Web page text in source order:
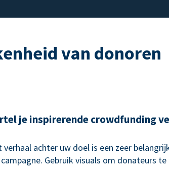
van donoren
je inspirerende crowdfunding
verhaal achter uw doel is een zeer
Gebruik visuals om donateurs te